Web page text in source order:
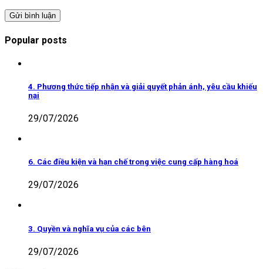
Popular posts
4. Phương thức tiếp nhận và giải quyết phản ánh, yêu cầu khiếu
nại
29/07/2026
6. Các điều kiện và hạn chế trong việc cung cấp hàng hoá
29/07/2026
3. Quyền và nghĩa vụ của các bên
29/07/2026